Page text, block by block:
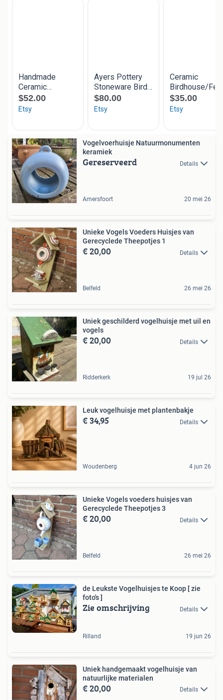
Vogelvoerhuisje Natuurmonumenten
keramiek
Gereserveerd Details
Amersfoort 20 mei 26
Unieke Vogels Voeders Huisjes van
Gerecyclede Theepotjes 1
€ 20,00 Details
Belfeld 26 mei 26
Uniek geschilderd vogelhuisje met uil en
vogels
€ 20,00 Details
Ridderkerk 19 jul 26
Leuk vogelhuisje met plantenbakje
€ 34,95 Details
Woudenberg 4 jun 26
Unieke Vogels voeders huisjes van
Gerecyclede Theepotjes 3
€ 20,00 Details
Belfeld 26 mei 26
de Leukste Vogelhuisjes te Koop [ zie
foto's ]
Zie omschrijving Details
Rilland 19 jun 26
Uniek handgemaakt vogelhuisje van
natuurlijke materialen
€ 20,00 Details